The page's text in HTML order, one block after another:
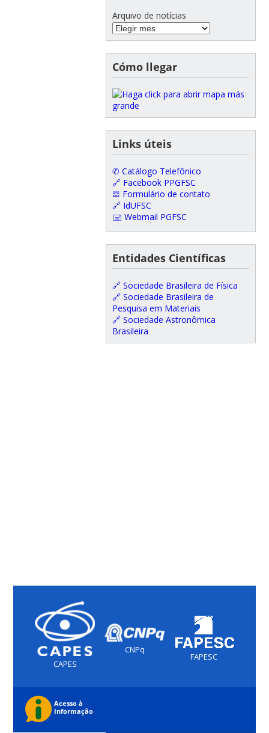
Arquivo de notícias
Cómo llegar
Links úteis
✆ Catálogo Telefônico
🔗 Facebook PPGFSC
𝌕 Formulário de contato
🔗 IdUFSC
🖃 Webmail PGFSC
Entidades Científicas
🔗 Sociedade Brasileira de Física
🔗 Sociedade Brasileira de
Pesquisa em Materiais
🔗 Sociedade Astronômica
Brasileira
CAPES
CNPq
FAPESC